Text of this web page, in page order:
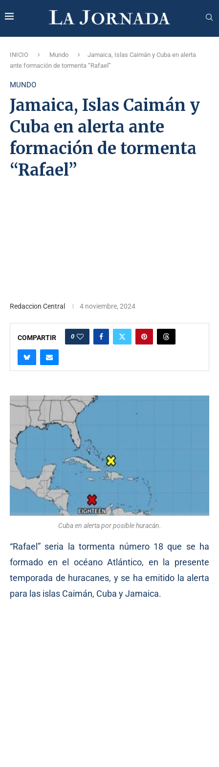
INICIO Mundo
Jamaica, Islas Caimán y Cuba en alerta
ante formación de tormenta “Rafael”
MUNDO
Jamaica, Islas Caimán y
Cuba en alerta ante
formación de tormenta
“Rafael”
Redaccion Central 4 noviembre, 2024
COMPARTIR 0
Cuba en alerta por posible huracán.
“Rafael” seria la tormenta número 18 que se ha
formado en el océano Atlántico, en la presente
temporada de huracanes, y se ha emitido la alerta
para las islas Caimán, Cuba y Jamaica.